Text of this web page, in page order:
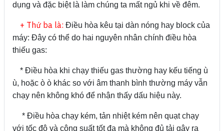
dụng và đặc biệt là làm chúng ta mất ngủ khi về đêm.
+ Thứ ba là: Điều hòa kêu tại dàn nóng hay block của
máy: Đây có thể do hai nguyên nhân chính điều hòa
thiếu gas:
* Điều hòa khi chạy thiếu gas thường hay kếu tiếng ù
ù, hoặc ò ò khác so với âm thanh bình thường máy vẫn
chạy nên không khó để nhận thấy dấu hiệu này.
* Điều hòa chạy kém, tản nhiệt kém nên quạt chạy
với tốc độ và công suất tốt đa mà không đủ tải gây ra